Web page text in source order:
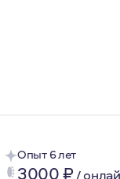
Есть
Опыт 6 лет
3000₽/